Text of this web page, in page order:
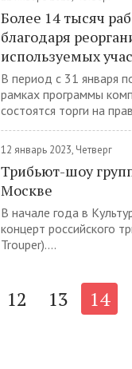
Более 14 тысяч
благодаря
используемых
В период с 31 января
рамках программы
состоятся торги на
12 январь 2023, Четверг
Трибьют-шоу
Москве
В начале года в
концерт российского
Trouper)....
12 13 14